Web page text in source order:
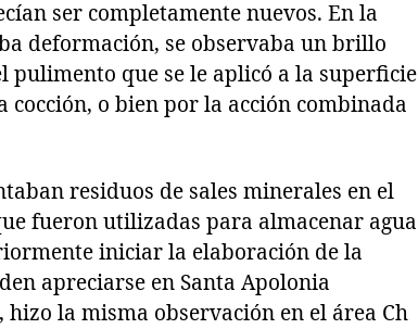
ser completamente nuevos. En la
deformación, se observaba un brillo
que se le aplicó a la superficie
o bien por la acción combinada
residuos de sales minerales en el
fueron utilizadas para almacenar agua
iniciar la elaboración de la
apreciarse en Santa Apolonia
la misma observación en el área Ch